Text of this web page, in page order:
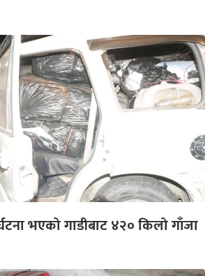
भएको गाडीबाट ४२० किलो गाँजा